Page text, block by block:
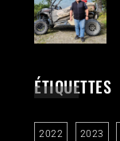
ÉTIQUETTES
2022 2023